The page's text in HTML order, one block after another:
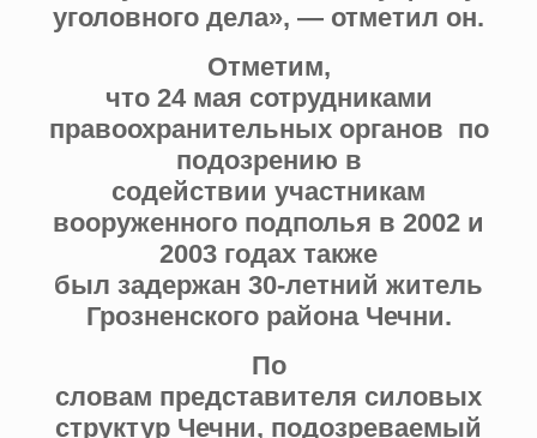
уголовного дела», — отметил он.
Отметим,
что 24 мая сотрудниками
правоохранительных органов по
подозрению в
содействии участникам
вооруженного подполья в 2002 и
2003 годах также
был задержан 30-летний житель
Грозненского района Чечни.
По
словам представителя силовых
структур Чечни, подозреваемый